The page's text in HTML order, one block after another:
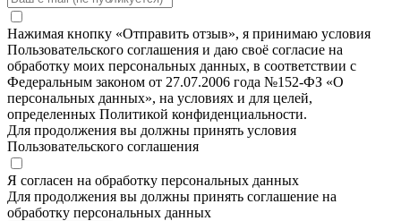
Нажимая кнопку «Отправить отзыв», я принимаю условия
Пользовательского соглашения и даю своё согласие на
обработку моих персональных данных, в соответствии с
Федеральным законом от 27.07.2006 года №152-ФЗ «О
персональных данных», на условиях и для целей,
определенных Политикой конфиденциальности.
Для продолжения вы должны принять условия
Пользовательского соглашения
Я согласен на обработку персональных данных
Для продолжения вы должны принять соглашение на
обработку персональных данных